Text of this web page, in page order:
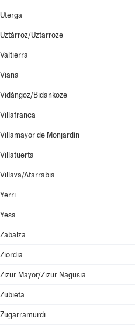
Uterga
Uztárroz/Uztarroze
Valtierra
Viana
Vidángoz/Bidankoze
Villafranca
Villamayor de Monjardín
Villatuerta
Villava/Atarrabia
Yerri
Yesa
Zabalza
Ziordia
Zizur Mayor/Zizur Nagusia
Zubieta
Zugarramurdi